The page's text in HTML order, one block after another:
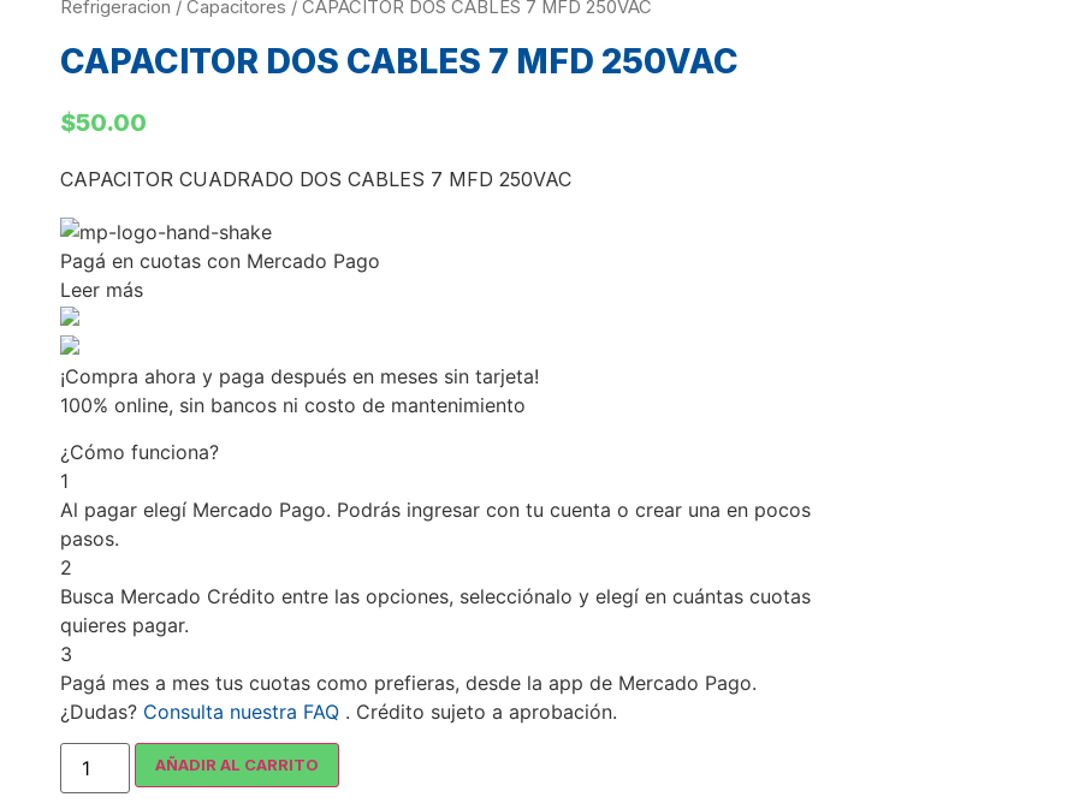
Refrigeracion / Capacitores / CAPACITOR DOS CABLES 7 MFD 250VAC
CAPACITOR DOS CABLES 7 MFD 250VAC
$50.00
CAPACITOR CUADRADO DOS CABLES 7 MFD 250VAC
Pagá en cuotas con Mercado Pago
Leer más
¡Compra ahora y paga después en meses sin tarjeta!
100% online, sin bancos ni costo de mantenimiento
¿Cómo funciona?
1
Al pagar elegí Mercado Pago. Podrás ingresar con tu cuenta o crear una en pocos
pasos.
2
Busca Mercado Crédito entre las opciones, selecciónalo y elegí en cuántas cuotas
quieres pagar.
3
Pagá mes a mes tus cuotas como prefieras, desde la app de Mercado Pago.
¿Dudas? Consulta nuestra FAQ . Crédito sujeto a aprobación.
CAPACITOR
DOS
CABLES
AÑADIR AL CARRITO